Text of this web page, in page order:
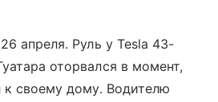
апреля. Руль у Tesla 43-
оторвался в момент,
к своему дому. Водителю